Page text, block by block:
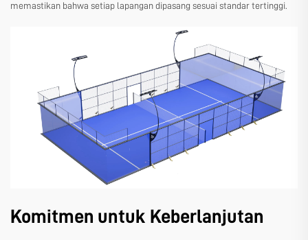
memastikan bahwa setiap lapangan dipasang sesuai standar tertinggi.
Komitmen untuk Keberlanjutan